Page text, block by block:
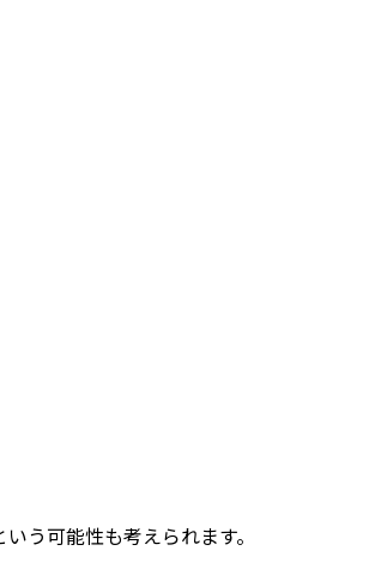
う可能性も考えられます。